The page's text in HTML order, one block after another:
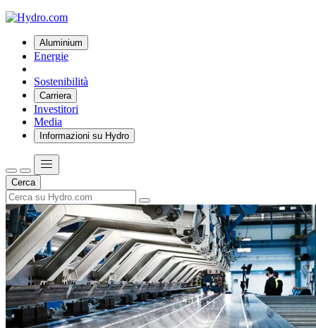
Aluminium
Energie
Sostenibilità
Carriera
Investitori
Media
Informazioni su Hydro
Cerca